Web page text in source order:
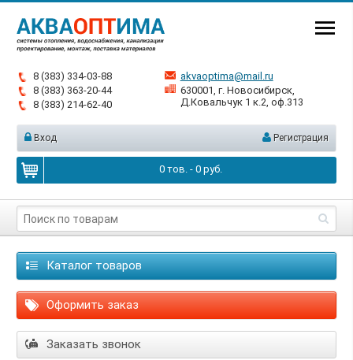
8 (383) 334-03-88
8 (383) 363-20-44
8 (383) 214-62-40
akvaoptima@mail.ru
630001, г. Новосибирск,
Д.Ковальчук 1 к.2, оф.313
Вход Регистрация
0тов. - 0руб.
Каталог товаров
Оформить заказ
Заказать звонок